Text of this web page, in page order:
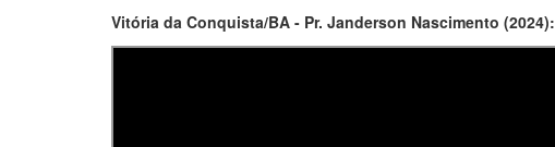
Vitória da Conquista/BA - Pr. Janderson Nascimento (2024):